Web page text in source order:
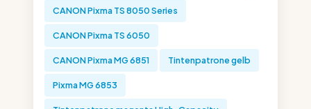
CANON Pixma TS 8050 Series
CANON Pixma TS 6050
CANON Pixma MG 6851 Tintenpatrone gelb
Pixma MG 6853